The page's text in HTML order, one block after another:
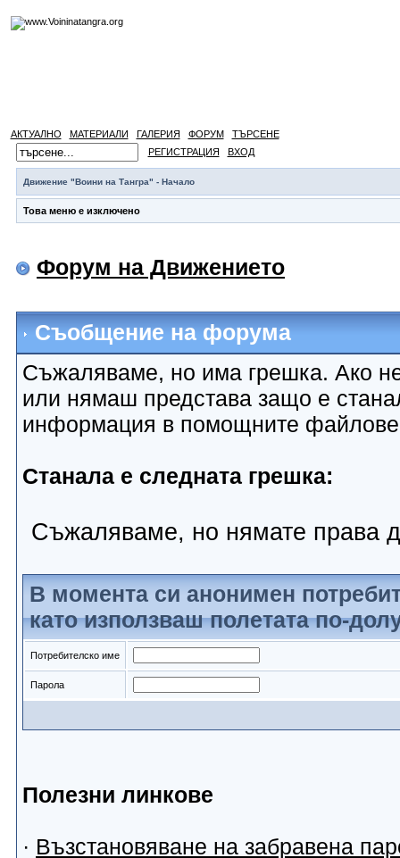
АКТУАЛНО МАТЕРИАЛИ ГАЛЕРИЯ ФОРУМ
ТЪРСЕНЕ
РЕГИСТРАЦИЯ
ВХОД
Движение "Воини на Тангра" - Начало
Това меню е изключено
Форум на Движението
Съобщение на форума
Съжаляваме, но има грешка. Ако
или нямаш представа защо е
информация в помощните
Станала е следната грешка:
Съжаляваме, но нямате права
В момента си анонимен
като използваш полетата по-
Потребителско име
Парола
Полезни линкове
· Възстановяване на забравена